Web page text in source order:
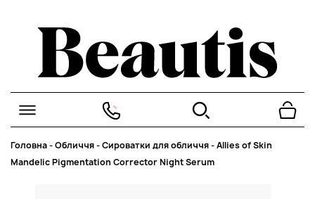
Головна-Обличчя-Сироватки для обличчя-Allies of Skin
Mandelic Pigmentation Corrector Night Serum